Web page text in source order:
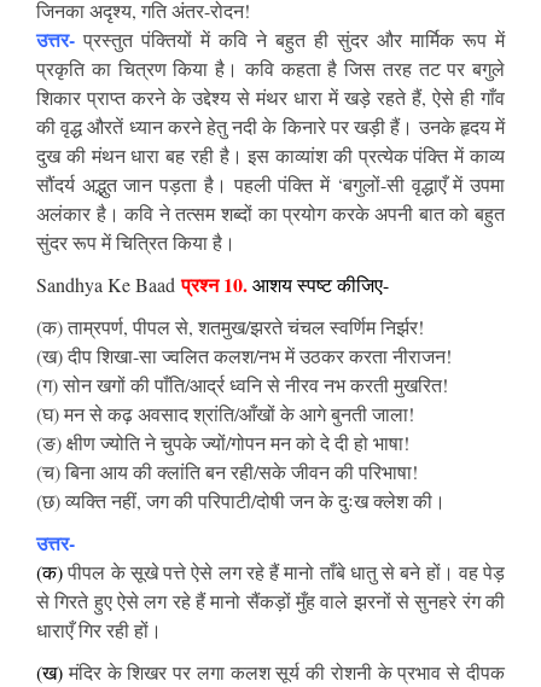
जिनका अदृश्य, गति अंतर-रोदन!
उत्तर- प्रस्तुत पंक्तियों में कवि ने बहुत ही सुंदर और मार्मिक रूप में
प्रकृति का चित्रण किया है। कवि कहता है जिस तरह तट पर बगुले
शिकार प्राप्त करने के उद्देश्य से मंथर धारा में खड़े रहते हैं, ऐसे ही गाँव
की वृद्ध औरतें ध्यान करने हेतु नदी के किनारे पर खड़ी हैं। उनके हृदय में
दुख की मंथन धारा बह रही है। इस काव्यांश की प्रत्येक पंक्ति में काव्य
सौंदर्य अद्भुत जान पड़ता है। पहली पंक्ति में ‘बगुलों-सी वृद्धाएँ में उपमा
अलंकार है। कवि ने तत्सम शब्दों का प्रयोग करके अपनी बात को बहुत
सुंदर रूप में चित्रित किया है।
Sandhya Ke Baad प्रश्न 10.आशय स्पष्ट कीजिए-
(क) ताम्रपर्ण, पीपल से, शतमुख/झरते चंचल स्वर्णिम निर्झर!
(ख) दीप शिखा-सा ज्वलित कलश/नभ में उठकर करता नीराजन!
(ग) सोन खगों की पाँति/आर्द्र ध्वनि से नीरव नभ करती मुखरित!
(घ) मन से कढ़ अवसाद श्रांति/आँखों के आगे बुनती जाला!
(ङ) क्षीण ज्योति ने चुपके ज्यों/गोपन मन को दे दी हो भाषा!
(च) बिना आय की क्लांति बन रही/सके जीवन की परिभाषा!
(छ) व्यक्ति नहीं, जग की परिपाटी/दोषी जन के दुःख क्लेश की।
उत्तर-
(क)पीपल के सूखे पत्ते ऐसे लग रहे हैं मानो ताँबे धातु से बने हों। वह पेड़
से गिरते हुए ऐसे लग रहे हैं मानो सैंकड़ों मुँह वाले झरनों से सुनहरे रंग की
धाराएँ गिर रही हों।
(ख) मंदिर के शिखर पर लगा कलश सूर्य की रोशनी के प्रभाव से दीपक